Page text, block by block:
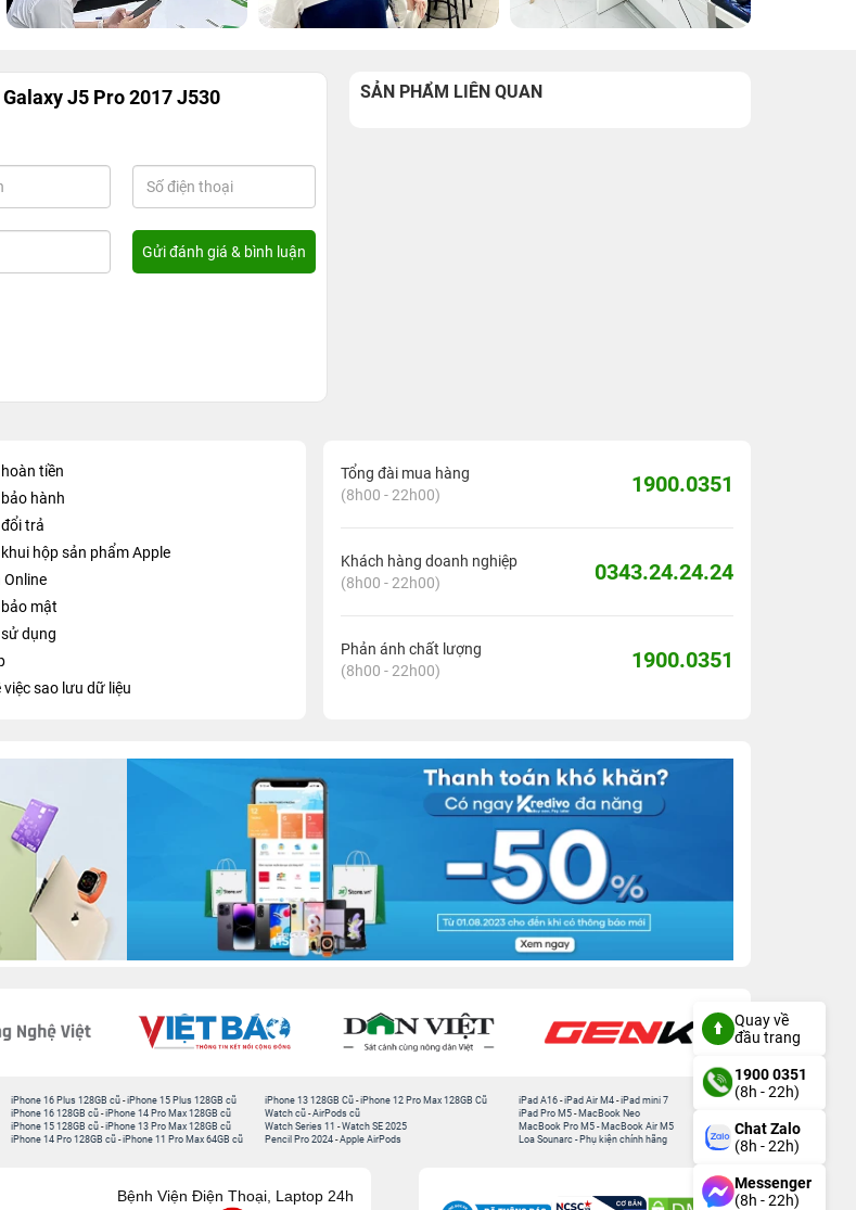
J5 Pro 2017 J530 SẢN PHẨM LIÊN QUAN
tiền
hành
trả
hộp sản phẩm Apple
mật
dụng
việc sao lưu dữ liệu
Tổng đài mua hàng
(8h00 - 22h00)
1900.0351
Khách hàng doanh nghiệp
(8h00 - 22h00)
0343.24.24.24
Phản ánh chất lượng
(8h00 - 22h00)
1900.0351
iPhone 16 Plus 128GB cũ -iPhone 15 Plus 128GB cũ
iPhone 16 128GB cũ -iPhone 14 Pro Max 128GB cũ
iPhone 15 128GB cũ -iPhone 13 Pro Max 128GB cũ
iPhone 14 Pro 128GB cũ -iPhone 11 Pro Max 64GB cũ
iPhone 13 128GB Cũ -iPhone 12 Pro Max 128GB Cũ
Watch cũ -AirPods cũ
Watch Series 11 -Watch SE 2025
Pencil Pro 2024 -Apple AirPods
iPad A16 -iPad Air M4 -iPad mini 7
iPad Pro M5 - MacBook Neo
MacBook Pro M5 - MacBook Air M5
Loa Sounarc - Phụ kiện chính hãng
Bệnh Viện Điện Thoại, Laptop 24h
Quay về
đầu trang
1900 0351
(8h - 22h)
Chat Zalo
(8h - 22h)
Messenger
(8h - 22h)